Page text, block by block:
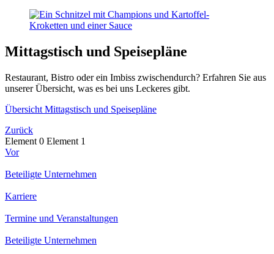
Mittagstisch und Speisepläne
Restaurant, Bistro oder ein Imbiss zwischendurch? Erfahren Sie aus
unserer Übersicht, was es bei uns Leckeres gibt.
Übersicht Mittagstisch und Speisepläne
Zurück
Element 0 Element 1
Vor
Beteiligte Unternehmen
Karriere
Termine und Veranstaltungen
Beteiligte Unternehmen